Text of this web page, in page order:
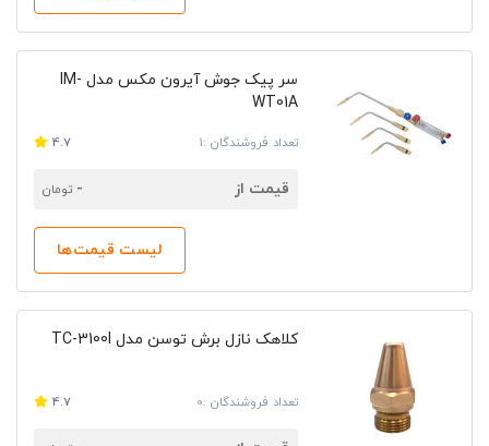
سر پیک جوش آیرون مکس مدل IM-
WT01A
تعداد فروشندگان :1 4.7
قیمت از - تومان
لیست قیمت‌ها
کلاهک نازل برش توسن مدل TC-3100I
تعداد فروشندگان :0 4.7